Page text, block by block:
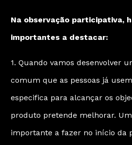
Na observação participativa,
importantes a destacar:
1. Quando vamos desenvolver
comum que as pessoas já
especifica para alcançar os
produto pretende melhorar.
importante a fazer no início da